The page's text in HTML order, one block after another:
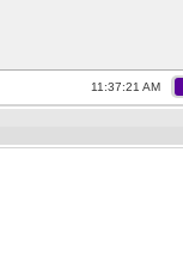
11:37:22 AM